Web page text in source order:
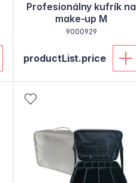
Profesionálny kufrík na
make-up M
9000929
productList.price